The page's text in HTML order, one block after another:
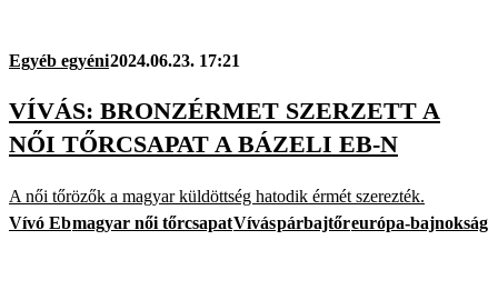
Egyéb egyéni2024.06.23. 17:21
VÍVÁS: BRONZÉRMET SZERZETT A
NŐI TŐRCSAPAT A BÁZELI EB-N
A női tőrözők a magyar küldöttség hatodik érmét szerezték.
Vívó Ebmagyar női tőrcsapatVíváspárbajtőreurópa-bajnokság